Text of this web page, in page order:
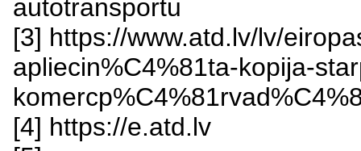
autotransportu
[3] https://www.atd.lv/lv/
apliecin%C4%81ta-kopija-
[4] https://e.atd.lv